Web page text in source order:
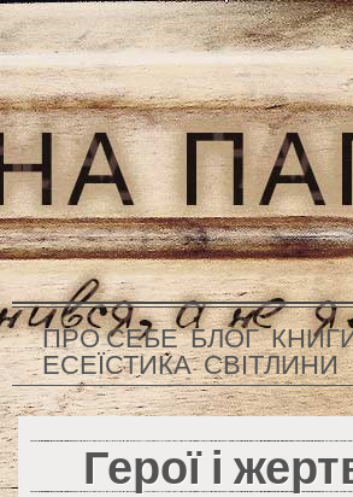
ПРО СЕБЕ БЛОГ
ЕСЕЇСТИКА СВІТЛИНИ
Герої і